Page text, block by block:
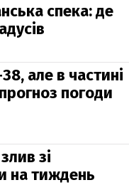
спека: де
але в частині
погоди
зі
на тиждень